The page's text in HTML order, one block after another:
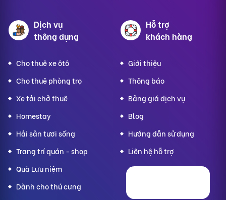
Dịch vụ
thông dụng
Cho thuê xe ôtô
Cho thuê phòng trọ
Xe tải chở thuê
Homestay
Hải sản tươi sống
Trang trí quán - shop
Quà Lưu niệm
Dành cho thú cưng
Hỗ trợ
khách hàng
Giới thiệu
Thông báo
Bảng giá dịch vụ
Blog
Hướng dẫn sử dụng
Liên hệ hỗ trợ